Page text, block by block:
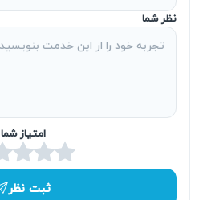
تعمیر برد تخصصی با تکنسین
در صورت نیاز به تعمیر برد
مشکلات بعدی می‌شود. بهره‌گیری
به‌روز در تعمیر بردهای
است. تکنسین‌های ما با تجربه
رفع می‌کنند.
نظر شما
امتیاز شما
ثبت نظر